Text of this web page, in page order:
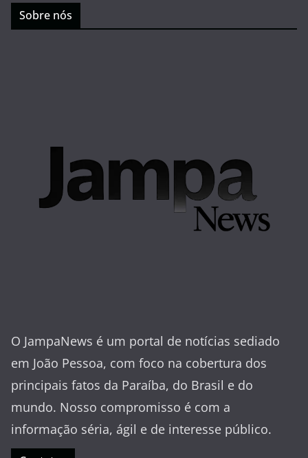
Sobre nós
O JampaNews é um portal de notícias sediado
em João Pessoa, com foco na cobertura dos
principais fatos da Paraíba, do Brasil e do
mundo. Nosso compromisso é com a
informação séria, ágil e de interesse público.